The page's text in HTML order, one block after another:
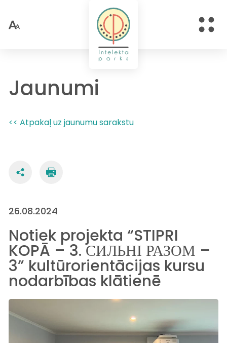
Jaunumi
<< Atpakaļ uz jaunumu sarakstu
26.08.2024
Notiek projekta “STIPRI
KOPĀ – 3. СИЛЬНІ РАЗОМ –
3” kultūrorientācijas kursu
nodarbības klātienē